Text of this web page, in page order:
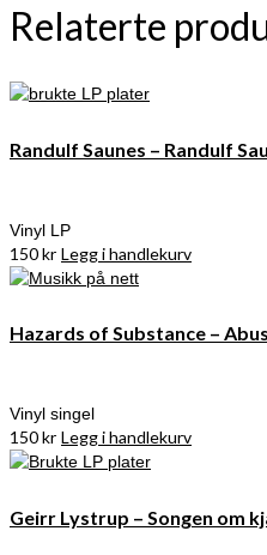
Relaterte
Randulf Saunes – Randulf
Vinyl LP
150kr Legg i handlekurv
Hazards of Substance –
Vinyl singel
150kr Legg i handlekurv
Geirr Lystrup – Songen om